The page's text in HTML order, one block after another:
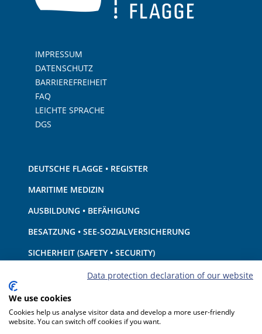
IMPRESSUM
DATENSCHUTZ
BARRIEREFREIHEIT
FAQ
LEICHTE SPRACHE
DGS
DEUTSCHE FLAGGE • REGISTER
MARITIME MEDIZIN
AUSBILDUNG • BEFÄHIGUNG
BESATZUNG • SEE-SOZIALVERSICHERUNG
SICHERHEIT (SAFETY • SECURITY)
SCHIFF • AUSRÜSTUNG
UMWELTSCHUTZ • KLIMA
HAFTUNG • FINANZEN
Data protection declaration of our website
We use cookies
Cookies help us analyse visitor data and develop a more user-friendly
website. You can switch off cookies if you want.